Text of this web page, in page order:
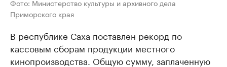
Фото: Министерство культуры и архивного дела
Приморского края
В республике Саха поставлен рекорд по
кассовым сборам продукции местного
кинопроизводства. Общую сумму, заплаченную